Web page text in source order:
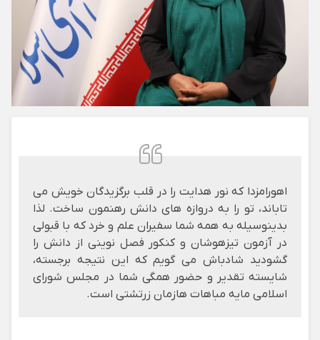
اهورامزدا که نور هدایت را در قلب برگزیدگان خویش می
تاباند، تو را به دروازه های دانش رهنمون ساخت. لذا
بدینوسیله به همه شما سفیران علم و خرد که با قبولی
در آزمون تیزهوشان و کنکور فصل نوینی از دانش را
گشودید شادباش می گویم که این نتیجه برجسته،
شایسته تقدیر و حضور همگی شما در مجلس شورای
اسلامی مایه مباهات هازمان زرتشتی است.